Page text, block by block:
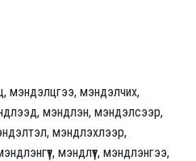
мэндэлцгээ, мэндэлчих,
мэндлэн, мэндэлсээр,
мэндлэхлээр,
мэндлүүт, мэндлэнгээ,